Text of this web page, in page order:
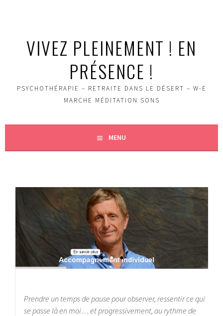
principalVIVEZ PLEINEMENT ! EN
PRÉSENCE !
PSYCHOTHÉRAPIE – RETRAITE DANS LE DÉSERT – W-E
MARCHE MÉDITATION SONS
MENU
Prendre un temps de pause pour observer, ressentir ce qui
se passe là en moi… et progressivement, au rythme de